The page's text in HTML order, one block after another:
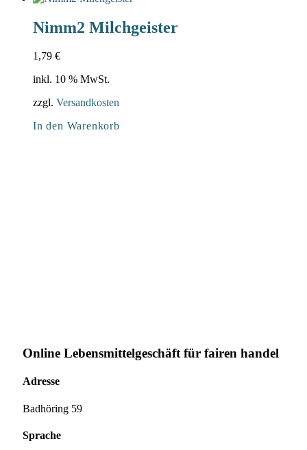
Nimm2 Milchgeister
1,79 €
inkl. 10 % MwSt.
zzgl. Versandkosten
In den Warenkorb
Online Lebensmittelgeschäft für fairen handel
Adresse
Badhöring 59
Sprache